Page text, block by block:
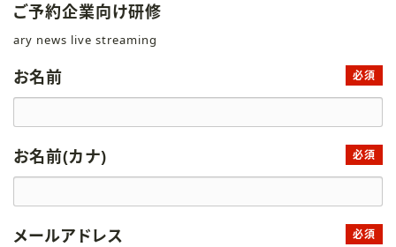
ご予約企業向け研修
ary news live streaming
お名前 必須
お名前(カナ) 必須
メールアドレス 必須